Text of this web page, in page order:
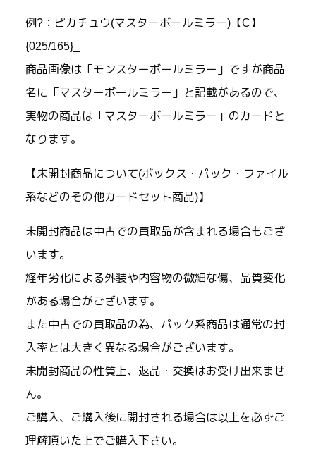
例?：ピカチュウ(マスターボールミラー)【C】
{025/165}_
商品画像は「モンスターボールミラー」ですが商品
名に「マスターボールミラー」と記載があるので、
実物の商品は「マスターボールミラー」のカードと
なります。
【未開封商品について(ボックス・パック・ファイル
系などのその他カードセット商品)】
未開封商品は中古での買取品が含まれる場合もござ
います。
経年劣化による外装や内容物の微細な傷、品質変化
がある場合がございます。
また中古での買取品の為、パック系商品は通常の封
入率とは大きく異なる場合がございます。
未開封商品の性質上、返品・交換はお受け出来ませ
ん。
ご購入、ご購入後に開封される場合は以上を必ずご
理解頂いた上でご購入下さい。